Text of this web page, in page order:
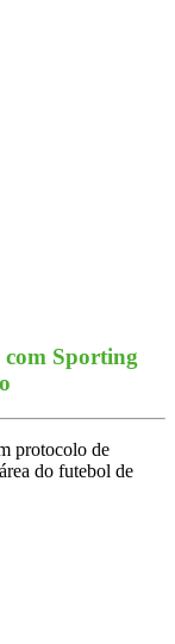
com Sporting
protocolo de
do futebol de